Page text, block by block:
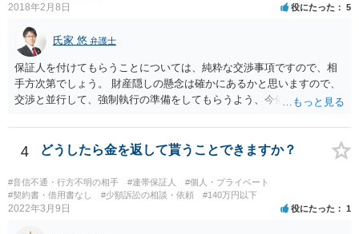
2018年2月8日 役にたった 5
氏家 悠 弁護士
保証人を付けてもらうことについては、純粋な交渉事項ですので、相
手方次第でしょう。 財産隠しの懸念は確かにあるかと思いますので、
交渉と並行して、強制執行の準備をしてもらうよう、今依頼されてい
弁護士の探し方ですが、弁護士のウェブページなどがひとつの目安に
なります。 ただ、ウェブページの記載内容が確実というわけでもない
ので、実際に面談してみて、その弁護士ならどういう風に進めるか聞
いてみるのがよいと思います。
4 どうしたら金を返して貰うことできますか？
#音信不通・行方不明の相手 #連帯保証人
#個人・プライベート
#契約書・借用書なし
#少額訴訟の相談・依頼 #140万円以下
2022年3月9日 役にたった 1